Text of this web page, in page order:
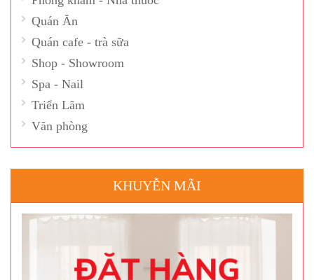
Quán Ăn
Quán cafe - trà sữa
Shop - Showroom
Spa - Nail
Triển Lãm
Văn phòng
KHUYỄN MÃI